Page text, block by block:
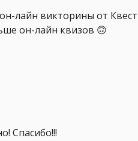
лайн викторины от
он-лайн квизов 🙃
Спасибо!!!